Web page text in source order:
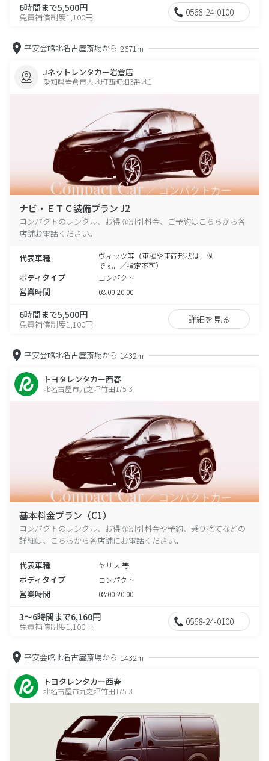
6時間まで5,500円
免責補償制度1,100円 0568-24-0100
平安会館北名古屋斎場から 2671m
Jネットレンタカー岩倉店
愛知県岩倉市大地町西町畑3番地1
ナビ・ＥＴＣ装備プラン J2
コンパクトのレンタル、お得な割引料金、ご予約はこちらから各
店舗お電話ください。
代表車種
ヴィッツ等（車種や車両形状は一例
です。／指定不可）
ボディタイプ コンパクト
営業時間 08:00-20:00
6時間まで5,500円
免責補償制度1,100円 詳細を見る
平安会館北名古屋斎場から 1432m
トヨタレンタカー西春
北名古屋市九之坪竹田175-3
基本料金プラン（C1）
コンパクトのレンタル、お得な割引料金や予約、乗り捨てなどの
詳細は、こちらから各店舗にお電話ください。
代表車種 ヤリス 等
ボディタイプ コンパクト
営業時間 08:00-20:00
3～6時間まで6,160円
免責補償制度1,100円 0568-24-0100
平安会館北名古屋斎場から 1432m
トヨタレンタカー西春
北名古屋市九之坪竹田175-3